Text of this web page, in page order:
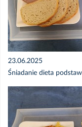
23.06.2025
Śniadanie dieta